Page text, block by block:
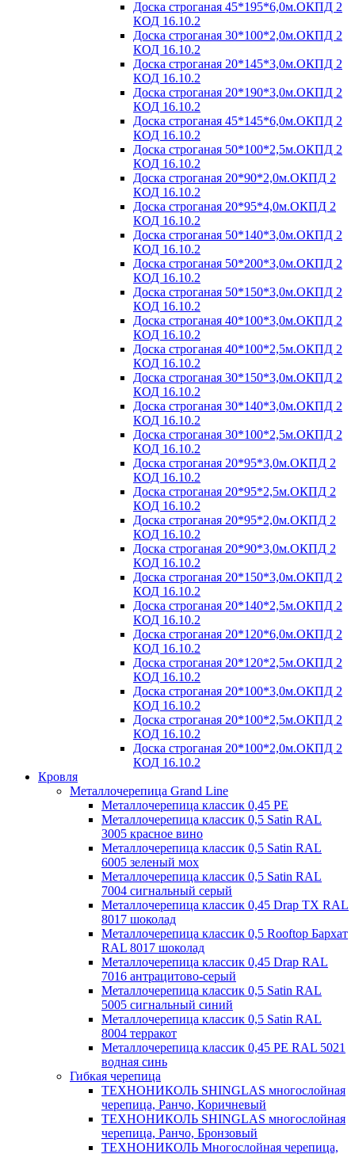
Доска строганая 45*195*6,0м.ОКПД 2
КОД 16.10.2
Доска строганая 30*100*2,0м.ОКПД 2
КОД 16.10.2
Доска строганая 20*145*3,0м.ОКПД 2
КОД 16.10.2
Доска строганая 20*190*3,0м.ОКПД 2
КОД 16.10.2
Доска строганая 45*145*6,0м.ОКПД 2
КОД 16.10.2
Доска строганая 50*100*2,5м.ОКПД 2
КОД 16.10.2
Доска строганая 20*90*2,0м.ОКПД 2
КОД 16.10.2
Доска строганая 20*95*4,0м.ОКПД 2
КОД 16.10.2
Доска строганая 50*140*3,0м.ОКПД 2
КОД 16.10.2
Доска строганая 50*200*3,0м.ОКПД 2
КОД 16.10.2
Доска строганая 50*150*3,0м.ОКПД 2
КОД 16.10.2
Доска строганая 40*100*3,0м.ОКПД 2
КОД 16.10.2
Доска строганая 40*100*2,5м.ОКПД 2
КОД 16.10.2
Доска строганая 30*150*3,0м.ОКПД 2
КОД 16.10.2
Доска строганая 30*140*3,0м.ОКПД 2
КОД 16.10.2
Доска строганая 30*100*2,5м.ОКПД 2
КОД 16.10.2
Доска строганая 20*95*3,0м.ОКПД 2
КОД 16.10.2
Доска строганая 20*95*2,5м.ОКПД 2
КОД 16.10.2
Доска строганая 20*95*2,0м.ОКПД 2
КОД 16.10.2
Доска строганая 20*90*3,0м.ОКПД 2
КОД 16.10.2
Доска строганая 20*150*3,0м.ОКПД 2
КОД 16.10.2
Доска строганая 20*140*2,5м.ОКПД 2
КОД 16.10.2
Доска строганая 20*120*6,0м.ОКПД 2
КОД 16.10.2
Доска строганая 20*120*2,5м.ОКПД 2
КОД 16.10.2
Доска строганая 20*100*3,0м.ОКПД 2
КОД 16.10.2
Доска строганая 20*100*2,5м.ОКПД 2
КОД 16.10.2
Доска строганая 20*100*2,0м.ОКПД 2
КОД 16.10.2
Кровля
Металлочерепица Grand Line
Металлочерепица классик 0,45 PE
Металлочерепица классик 0,5 Satin RAL
3005 красное вино
Металлочерепица классик 0,5 Satin RAL
6005 зеленый мох
Металлочерепица классик 0,5 Satin RAL
7004 сигнальный серый
Металлочерепица классик 0,45 Drap TX RAL
8017 шоколад
Металлочерепица классик 0,5 Rooftop Бархат
RAL 8017 шоколад
Металлочерепица классик 0,45 Drap RAL
7016 антрацитово-серый
Металлочерепица классик 0,5 Satin RAL
5005 сигнальный синий
Металлочерепица классик 0,5 Satin RAL
8004 терракот
Металлочерепица классик 0,45 PE RAL 5021
водная синь
Гибкая черепица
ТЕХНОНИКОЛЬ SHINGLAS многослойная
черепица, Ранчо, Коричневый
ТЕХНОНИКОЛЬ SHINGLAS многослойная
черепица, Ранчо, Бронзовый
ТЕХНОНИКОЛЬ Многослойная черепица,